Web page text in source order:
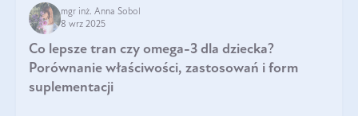
mgr inż. Anna Sobol
8 wrz 2025
Co lepsze tran czy omega-3 dla dziecka?
Porównanie właściwości, zastosowań i form
suplementacji